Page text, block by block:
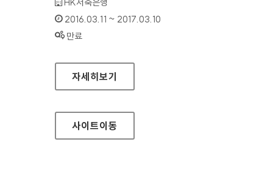
인증기간 :
2016.03.11 ~ 2017.03.10
상태 :
만료
HK저축은행 대표 홈페이지
자세히보기
사이트이동